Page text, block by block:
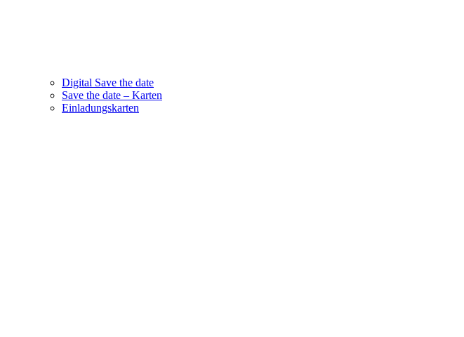
Digital Save the date
Save the date – Karten
Einladungskarten